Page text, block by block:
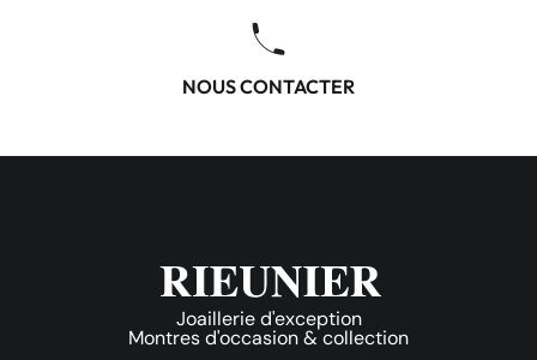
NOUS CONTACTER
Joaillerie d'exception
Montres d'occasion & collection